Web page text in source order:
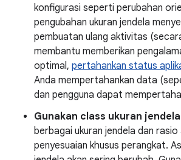
konfigurasi seperti perubahan
pengubahan ukuran jendela
pembuatan ulang aktivitas
membantu memberikan
optimal, pertahankan status
Anda mempertahankan data
dan pengguna dapat
Gunakan class ukuran
berbagai ukuran jendela dan
penyesuaian khusus perangkat.